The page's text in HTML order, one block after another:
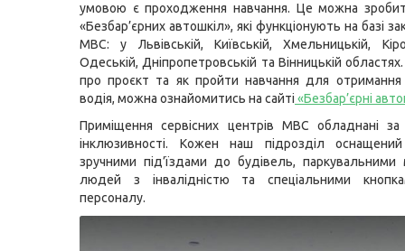
умовою є проходження навчання. Це можна
«Безбар’єрних автошкіл», які функціонують на базі
МВС: у Львівській, Київській, Хмельницькій,
Одеській, Дніпропетровській та Вінницькій
про проєкт та як пройти навчання для отримання
водія, можна ознайомитись на сайті «Безбар’єрні
Приміщення сервісних центрів МВС обладнані
інклюзивності. Кожен наш підрозділ
зручними під’їздами до будівель, паркувальними
людей з інвалідністю та спеціальними
персоналу.